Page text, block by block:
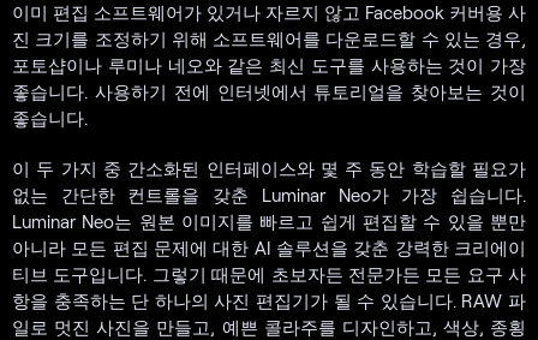
이미 편집 소프트웨어가 있거나 자르지 않고 Facebook 커버용 사
진 크기를 조정하기 위해 소프트웨어를 다운로드할 수 있는 경우,
포토샵이나 루미나 네오와 같은 최신 도구를 사용하는 것이 가장
좋습니다. 사용하기 전에 인터넷에서 튜토리얼을 찾아보는 것이
좋습니다.
이 두 가지 중 간소화된 인터페이스와 몇 주 동안 학습할 필요가
없는 간단한 컨트롤을 갖춘 Luminar Neo가 가장 쉽습니다.
Luminar Neo는 원본 이미지를 빠르고 쉽게 편집할 수 있을 뿐만
아니라 모든 편집 문제에 대한 AI 솔루션을 갖춘 강력한 크리에이
티브 도구입니다. 그렇기 때문에 초보자든 전문가든 모든 요구 사
항을 충족하는 단 하나의 사진 편집기가 될 수 있습니다. RAW 파
일로 멋진 사진을 만들고, 예쁜 콜라주를 디자인하고, 색상, 종횡